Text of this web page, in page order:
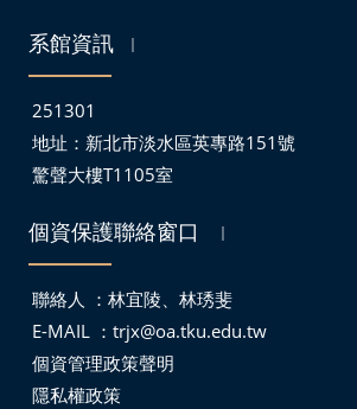
系館資訊 ｜
251301
地址： 新北市淡水區英專路151號
驚聲大樓T1105室
個資保護聯絡窗口 ｜
聯絡人 ：林宜陵、林琇斐
E-MAIL ： trjx@oa.tku.edu.tw
個資管理政策聲明
隱私權政策